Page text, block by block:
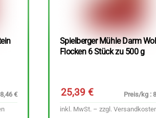
€
Spielberger Mühle Darm
Flocken 6 Stück zu 500 g
25,39€
Preis/kg :
inkl. MwSt. – zzgl.